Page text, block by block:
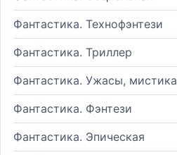
Фантастика. Технофэнтези
Фантастика. Триллер
Фантастика. Ужасы, мистика
Фантастика. Фэнтези
Фантастика. Эпическая